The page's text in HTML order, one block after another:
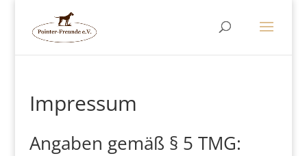
Impressum
Angaben gemäß § 5 TMG: